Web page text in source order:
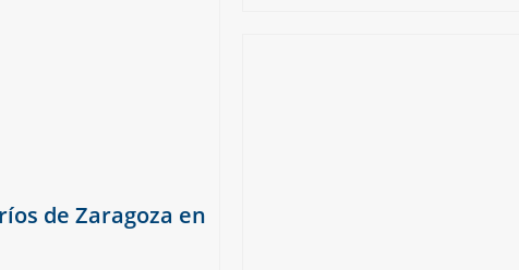
de Zaragoza en